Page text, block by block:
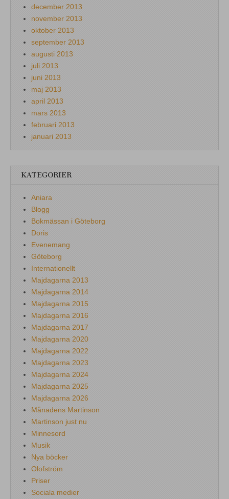
december 2013
november 2013
oktober 2013
september 2013
augusti 2013
juli 2013
juni 2013
maj 2013
april 2013
mars 2013
februari 2013
januari 2013
KATEGORIER
Aniara
Blogg
Bokmässan i Göteborg
Doris
Evenemang
Göteborg
Internationellt
Majdagarna 2013
Majdagarna 2014
Majdagarna 2015
Majdagarna 2016
Majdagarna 2017
Majdagarna 2020
Majdagarna 2022
Majdagarna 2023
Majdagarna 2024
Majdagarna 2025
Majdagarna 2026
Månadens Martinson
Martinson just nu
Minnesord
Musik
Nya böcker
Olofström
Priser
Sociala medier